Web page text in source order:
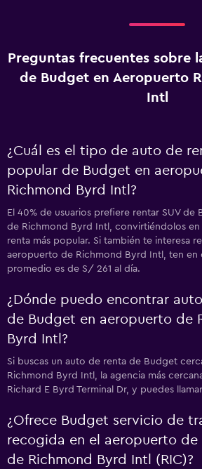
Preguntas frecuentes sobre
de Budget en Aeropuerto
Intl
¿Cuál es el tipo de auto de
popular de Budget en
Richmond Byrd Intl?
El 40% de usuarios prefiere rentar SUV
de Richmond Byrd Intl, convirtiéndolos
renta más popular. Si también te interesa
aeropuerto de Richmond Byrd Intl, ten en
promedio es de S/ 261 al día.
¿Dónde puedo encontrar
de Budget en aeropuerto de
Byrd Intl?
Si buscas un auto de renta de Budget
Richmond Byrd Intl, la agencia más
Richard E Byrd Terminal Dr, y puedes
¿Ofrece Budget servicio de
recogida en el aeropuerto
de Richmond Byrd Intl (RIC)?